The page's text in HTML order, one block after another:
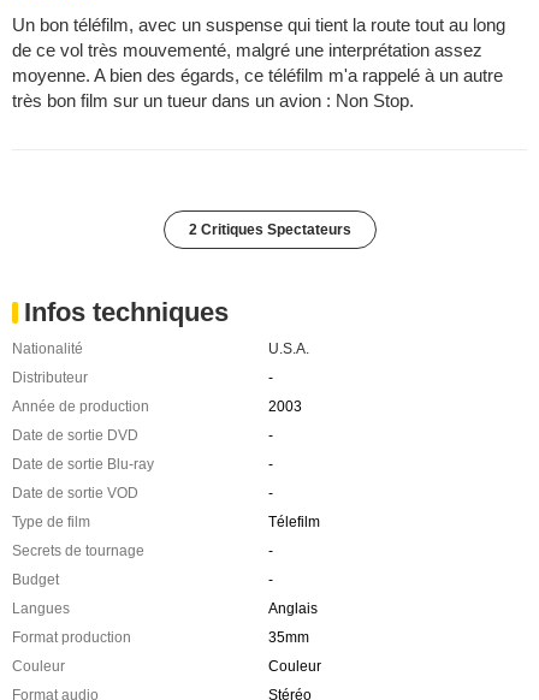
Un bon téléfilm, avec un suspense qui tient la route tout au long
de ce vol très mouvementé, malgré une interprétation assez
moyenne. A bien des égards, ce téléfilm m'a rappelé à un autre
très bon film sur un tueur dans un avion : Non Stop.
2 Critiques Spectateurs
Infos techniques
Nationalité
U.S.A.
Distributeur
-
Année de production
2003
Date de sortie DVD
-
Date de sortie Blu-ray
-
Date de sortie VOD
-
Type de film
Télefilm
Secrets de tournage
-
Budget
-
Langues
Anglais
Format production
35mm
Couleur
Couleur
Format audio
Stéréo